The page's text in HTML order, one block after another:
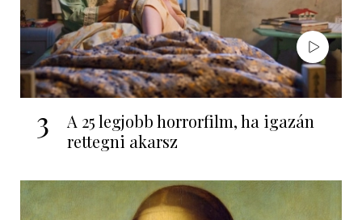
3
A 25 legjobb horrorfilm, ha igazán
rettegni akarsz